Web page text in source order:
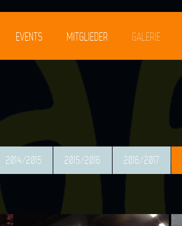
EVENTS MITGLIEDER GALERIE
2014/2015 2015/2016 2016/2017